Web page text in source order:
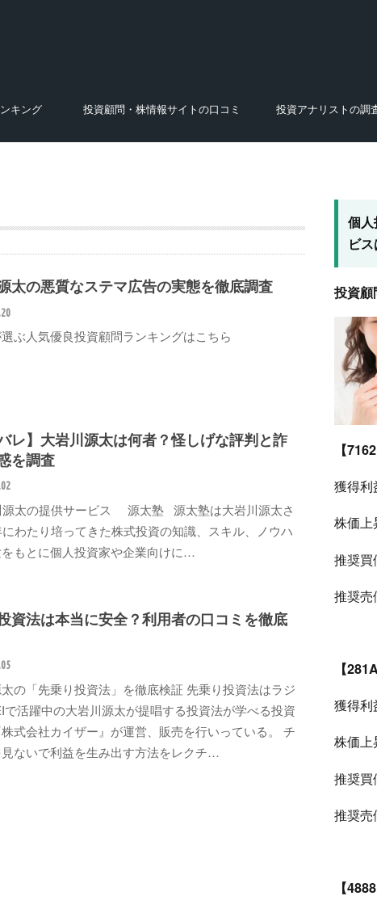
キング
投資顧問・株情報サイトの口コミ
投資アナリストの調
太の悪質なステマ広告の実態を徹底調査
ぶ人気優良投資顧問ランキングはこちら
バレ】大岩川源太は何者？怪しげな評判と詐
を調査
太の提供サービス 源太塾 源太塾は大岩川源太さ
にわたり培ってきた株式投資の知識、スキル、ノウハ
もとに個人投資家や企業向けに…
資法は本当に安全？利用者の口コミを徹底
の「先乗り投資法」を徹底検証 先乗り投資法はラジ
で活躍中の大岩川源太が提唱する投資法が学べる投資
式会社カイザー』が運営、販売を行いっている。 チ
ないで利益を生み出す方法をレクチ…
個人
ビ
投資
【
獲得利
株価上
推奨
推奨
【
獲得利
株価上
推奨
推奨
【